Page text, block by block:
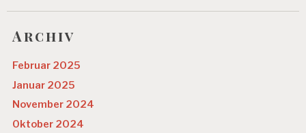
Archiv
Februar 2025
Januar 2025
November 2024
Oktober 2024